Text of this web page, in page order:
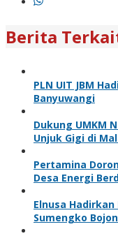
Berita
PLN UIT JBM
Banyuwangi
Dukung UMKM
Unjuk Gigi di
Pertamina
Desa Energi
Elnusa
Sumengko